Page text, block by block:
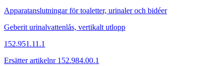
Apparatanslutningar för toaletter, urinaler och bidéer
Geberit urinalvattenlås, vertikalt utlopp
152.951.11.1
Ersätter artikelnr 152.984.00.1